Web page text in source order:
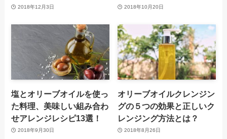
2018年12月3日 2018年10月20日
塩とオリーブオイルを使っ
た料理、美味しい組み合わ
せアレンジレシピ13選！
2018年9月30日
オリーブオイルクレンジン
グの５つの効果と正しいク
レンジング方法とは？
2018年8月26日